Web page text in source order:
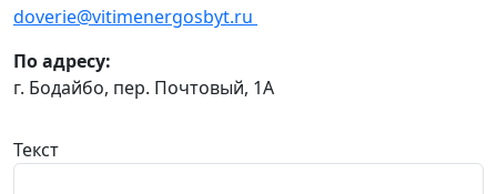
doverie@vitimenergosbyt.ru
По адресу:
г. Бодайбо, пер. Почтовый, 1А
Текст